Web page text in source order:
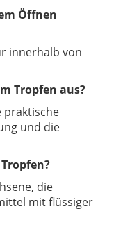
Öffnen
innerhalb von
Tropfen aus?
praktische
und die
die
mit flüssiger